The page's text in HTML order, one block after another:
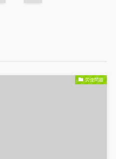
労使問題